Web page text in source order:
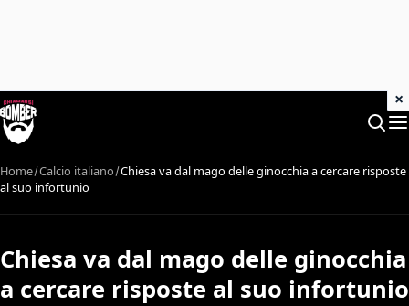
Home Calcio italiano Chiesa va dal mago delle ginocchia a cercare risposte
al suo infortunio
Chiesa va dal mago delle ginocchia
a cercare risposte al suo infortunio
×